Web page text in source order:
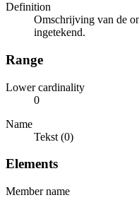
Definition
Omschrijving van de
ingetekend.
Range
Lower cardinality
0
Name
Tekst (0)
Elements
Member name